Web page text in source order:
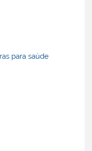
para saúde